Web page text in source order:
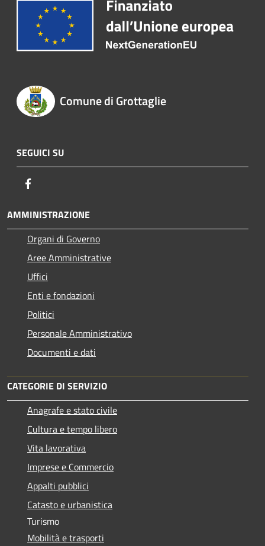
Comune di Grottaglie
SEGUICI SU
AMMINISTRAZIONE
Organi di Governo
Aree Amministrative
Uffici
Enti e fondazioni
Politici
Personale Amministrativo
Documenti e dati
CATEGORIE DI SERVIZIO
Anagrafe e stato civile
Cultura e tempo libero
Vita lavorativa
Imprese e Commercio
Appalti pubblici
Catasto e urbanistica
Turismo
Mobilità e trasporti